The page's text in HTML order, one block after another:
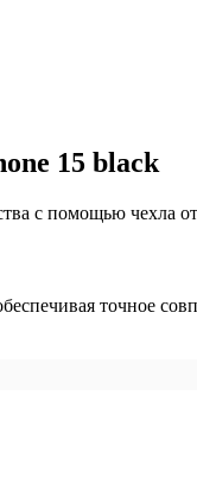
15 black
с помощью чехла от
точное